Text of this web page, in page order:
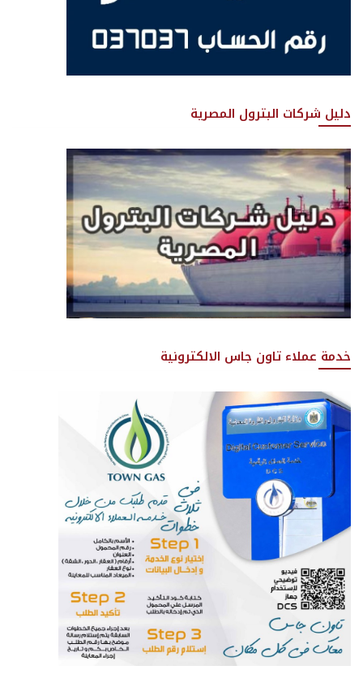
دليل شركات البترول المصرية
خدمة عملاء تاون جاس الالكترونية